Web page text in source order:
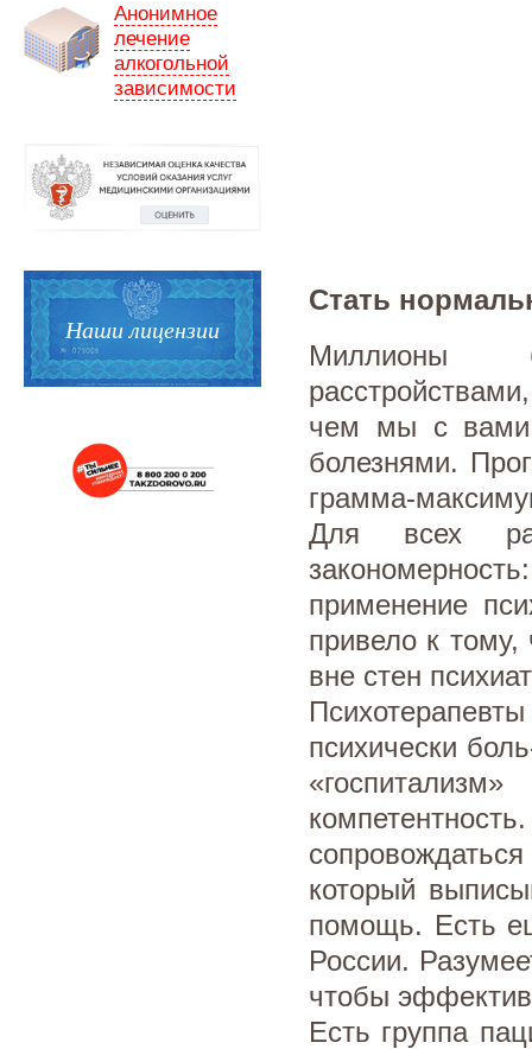
Стать
Миллионы
чем мы с
болезнями.
грамма-
Для всех
применение
привело к
вне стен
психически
который
помощь. Есть
России.
чтобы
Есть группа
Анонимное
лечение
алкогольной
зависимости
Наши лицензии